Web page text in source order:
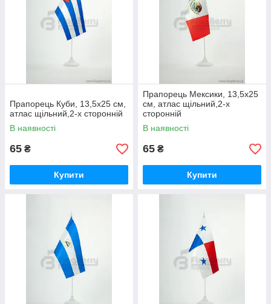
Прапорець Куби, 13,5х25 см,
атлас щільний,2-х сторонній
В наявності
65 ₴
Купити
Прапорець Мексики, 13,5х25
см, атлас щільний,2-х
сторонній
В наявності
65 ₴
Купити